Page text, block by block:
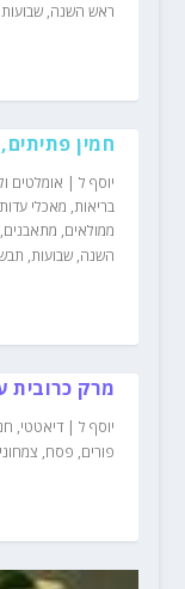
ראש השנה, שבועות
חמין
יוסף ל| אומלטים
בריאות, מאכלי עדות
ממולאים, מתאבנים,
השנה, שבועות,
מרק כרובית
יוסף ל| דיאטטי,
פורים, פסח, צמחוני